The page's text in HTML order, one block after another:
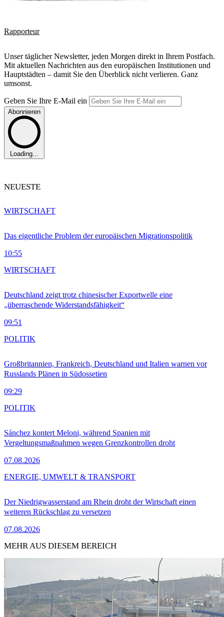
Rapporteur
Unser täglicher Newsletter, jeden Morgen direkt in Ihrem Postfach.
Mit aktuellen Nachrichten aus den europäischen Institutionen und
Hauptstädten – damit Sie den Überblick nicht verlieren. Ganz
umsonst.
Geben Sie Ihre E-Mail ein
Abonnieren
Loading...
NEUESTE
Das eigentliche Problem der europäischen Migrationspolitik
10:55
WIRTSCHAFT
Deutschland zeigt trotz chinesischer Exportwelle eine
„überraschende Widerstandsfähigkeit“
09:51
WIRTSCHAFT
Großbritannien, Frankreich, Deutschland und Italien warnen vor
Russlands Plänen in Südossetien
09:29
POLITIK
Sánchez kontert Meloni, während Spanien mit
Vergeltungsmaßnahmen wegen Grenzkontrollen droht
07.08.2026
POLITIK
Der Niedrigwasserstand am Rhein droht der Wirtschaft einen
weiteren Rückschlag zu versetzen
07.08.2026
ENERGIE, UMWELT & TRANSPORT
MEHR AUS DIESEM BEREICH